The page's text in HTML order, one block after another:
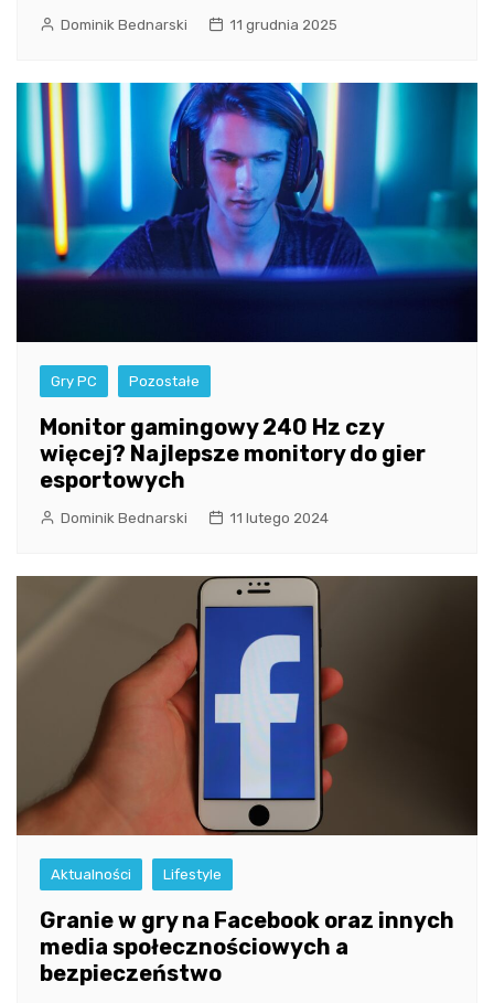
Dominik Bednarski 11 grudnia 2025
Gry PC Pozostałe
Monitor gamingowy 240 Hz czy
więcej? Najlepsze monitory do gier
esportowych
Dominik Bednarski 11 lutego 2024
Aktualności Lifestyle
Granie w gry na Facebook oraz innych
media społecznościowych a
bezpieczeństwo